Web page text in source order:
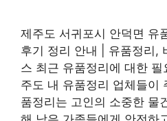
제주도 서귀포시 안덕면 유
후기 정리 안내 | 유품정리,
스 최근 유품정리에 대한
주도 내 유품정리 업체들이
품정리는 고인의 소중한 물